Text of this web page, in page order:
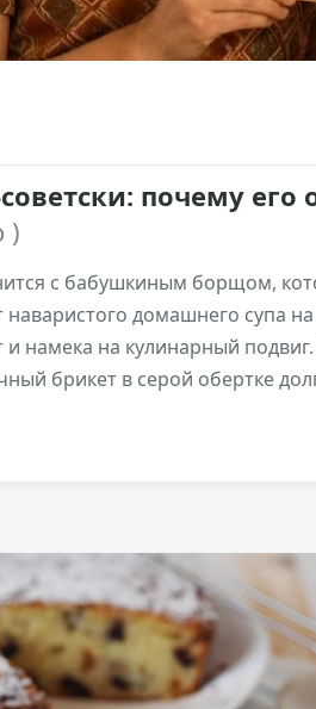
почему
)
с бабушкиным борщом,
наваристого домашнего супа
намека на кулинарный
брикет в серой обертке